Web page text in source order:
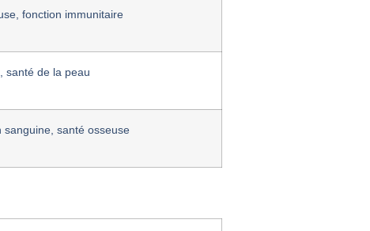
fonction immunitaire
santé de la peau
sanguine, santé osseuse